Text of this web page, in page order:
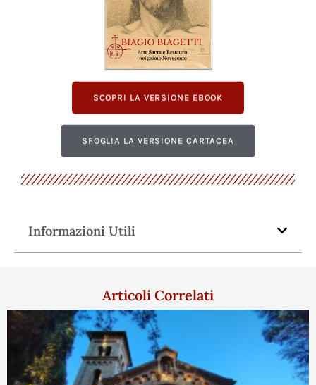
SCOPRI LA VERSIONE EBOOK
SFOGLIA LA VERSIONE CARTACEA
Informazioni Utili
Articoli Correlati